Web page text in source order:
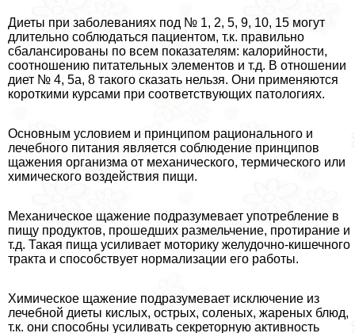
Диеты при заболеваниях под № 1, 2, 5, 9, 10, 15 могут
длительно соблюдаться пациентом, т.к. правильно
сбалансированы по всем показателям: калорийности,
соотношению питательных элементов и т.д. В отношении
диет № 4, 5а, 8 такого сказать нельзя. Они применяются
короткими курсами при соответствующих патологиях.
Основным условием и принципом рационального и
лечебного питания является соблюдение принципов
щажения организма от механического, термического или
химического воздействия пищи.
Механическое щажение подразумевает употрeбление в
пищу продуктов, прошедших размельчение, протирание и
т.д. Такая пища усиливает моторику желудочно-кишечного
тpaкта и способствует нормализации его работы.
Химическое щажение подразумевает исключение из
лечебной диеты кислых, острых, соленых, жареных блюд,
т.к. они способны усиливать секреторную активность